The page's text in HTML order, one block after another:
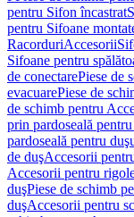
pentru Sifon încastrat
pentru Sifoane
RacorduriAccesorii
Sifoane pentru
de conectarePiese de
evacuarePiese de
de schimb pentru
prin pardoseală
pardoseală pentru
de duşAccesorii
Accesorii pentru
duşPiese de schimb
duşAccesorii pentru